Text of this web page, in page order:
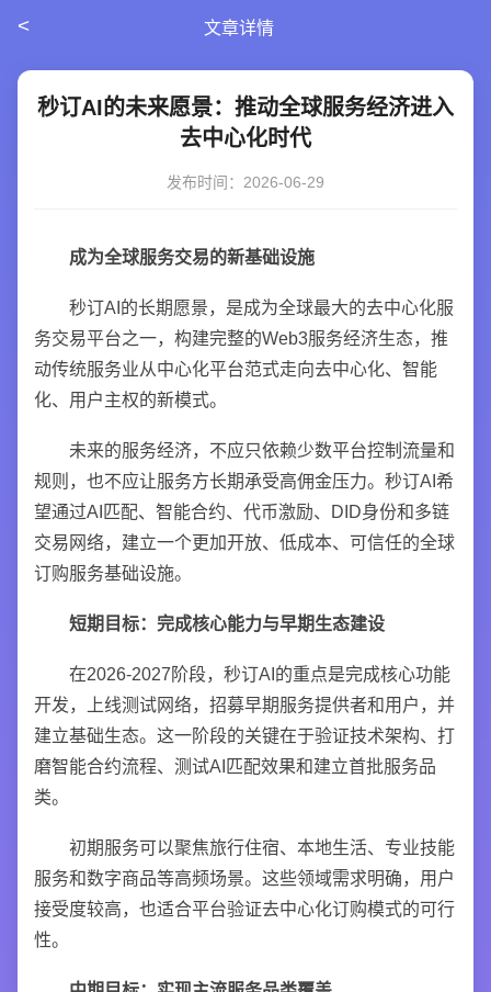
< 文章详情
秒订AI的未来愿景：推动全球服务经济进入
去中心化时代
发布时间：2026-06-29
成为全球服务交易的新基础设施
秒订AI的长期愿景，是成为全球最大的去中心化服
务交易平台之一，构建完整的Web3服务经济生态，推
动传统服务业从中心化平台范式走向去中心化、智能
化、用户主权的新模式。
未来的服务经济，不应只依赖少数平台控制流量和
规则，也不应让服务方长期承受高佣金压力。秒订AI希
望通过AI匹配、智能合约、代币激励、DID身份和多链
交易网络，建立一个更加开放、低成本、可信任的全球
订购服务基础设施。
短期目标：完成核心能力与早期生态建设
在2026-2027阶段，秒订AI的重点是完成核心功能
开发，上线测试网络，招募早期服务提供者和用户，并
建立基础生态。这一阶段的关键在于验证技术架构、打
磨智能合约流程、测试AI匹配效果和建立首批服务品
类。
初期服务可以聚焦旅行住宿、本地生活、专业技能
服务和数字商品等高频场景。这些领域需求明确，用户
接受度较高，也适合平台验证去中心化订购模式的可行
性。